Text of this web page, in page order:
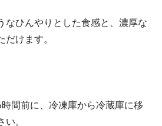
なひんやりとした食感と、濃厚な
けます。
間前に、冷凍庫から冷蔵庫に移
。